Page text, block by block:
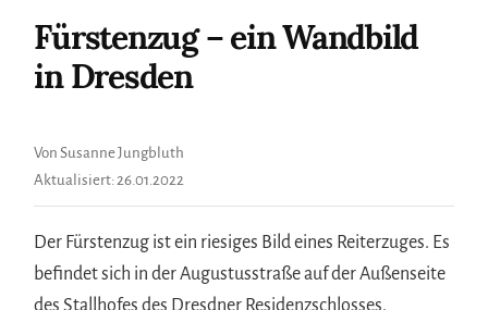
Fürstenzug – ein Wandbild
in Dresden
Von Susanne Jungbluth
Aktualisiert:26.01.2022
Der Fürstenzug ist ein riesiges Bild eines Reiterzuges. Es
befindet sich in der Augustusstraße auf der Außenseite
des Stallhofes des Dresdner Residenzschlosses.